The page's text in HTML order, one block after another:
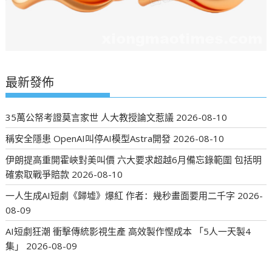
最新發佈
35萬公帑考證莫言家世 人大教授論文惹議 2026-08-10
稱安全隱患 OpenAI叫停AI模型Astra開發 2026-08-10
伊朗提高重開霍峽對美叫價 六大要求超越6月備忘錄範圍 包括明
確索取戰爭賠款 2026-08-10
一人生成AI短劇《歸墟》爆紅 作者：幾秒畫面要用二千字 2026-
08-09
AI短劇狂潮 衝擊傳統影視生產 高效製作慳成本 「5人一天製4
集」
2026-08-09